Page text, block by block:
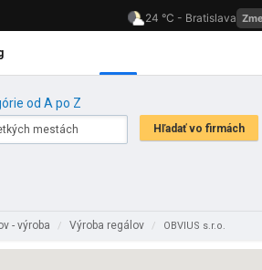
od A po Z
- výroba / Výroba regálov / OBVIUS s.r.o.